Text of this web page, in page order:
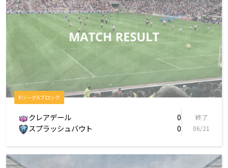
KリーグAブロック
クレアデール 0
スプラッシュバウト 0
終了
06/21